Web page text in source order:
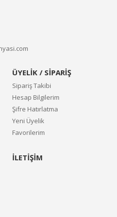
ÜYELİK / SİPARİŞ
Sipariş Takibi
Hesap Bilgilerim
Şifre Hatırlatma
Yeni Üyelik
Favorilerim
İLETİŞİM